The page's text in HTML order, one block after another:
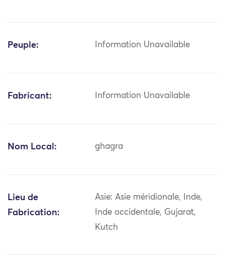
Peuple: Information Unavailable
Fabricant: Information Unavailable
Nom Local: ghagra
Lieu de
Fabrication:
Asie: Asie méridionale, Inde,
Inde occidentale, Gujarat,
Kutch